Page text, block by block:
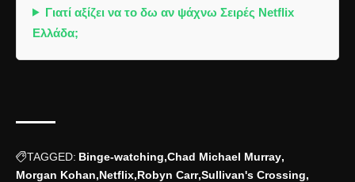
Γιατί αξίζει να το δω αν ψάχνω Σειρές Netflix
Ελλάδα;
TAGGED: Binge-watching Chad Michael Murray
Morgan Kohan Netflix Robyn Carr Sullivan's Crossing